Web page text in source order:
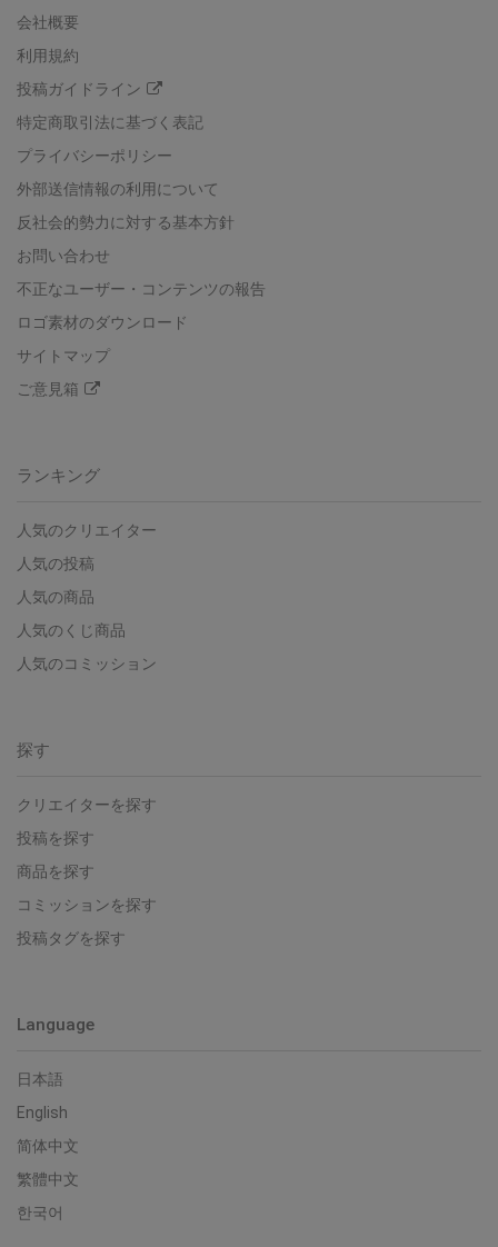
会社概要
利用規約
投稿ガイドライン
特定商取引法に基づく表記
プライバシーポリシー
外部送信情報の利用について
反社会的勢力に対する基本方針
お問い合わせ
不正なユーザー・コンテンツの報告
ロゴ素材のダウンロード
サイトマップ
ご意見箱
ランキング
人気のクリエイター
人気の投稿
人気の商品
人気のくじ商品
人気のコミッション
探す
クリエイターを探す
投稿を探す
商品を探す
コミッションを探す
投稿タグを探す
Language
日本語
English
简体中文
繁體中文
한국어